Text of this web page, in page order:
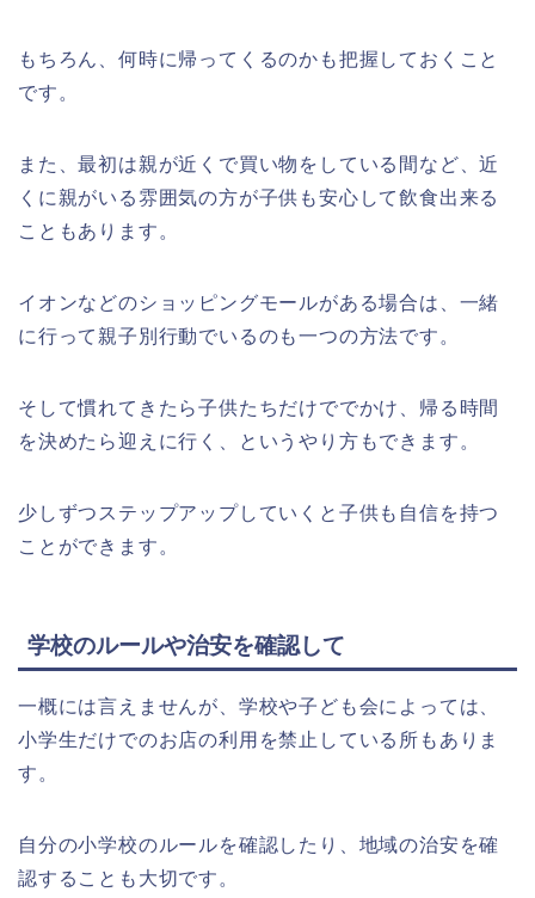
もちろん、何時に帰ってくるのかも把握しておくこと
です。
また、最初は親が近くで買い物をしている間など、近
くに親がいる雰囲気の方が子供も安心して飲食出来る
こともあります。
イオンなどのショッピングモールがある場合は、一緒
に行って親子別行動でいるのも一つの方法です。
そして慣れてきたら子供たちだけででかけ、帰る時間
を決めたら迎えに行く、というやり方もできます。
少しずつステップアップしていくと子供も自信を持つ
ことができます。
学校のルールや治安を確認して
一概には言えませんが、学校や子ども会によっては、
小学生だけでのお店の利用を禁止している所もありま
す。
自分の小学校のルールを確認したり、地域の治安を確
認することも大切です。